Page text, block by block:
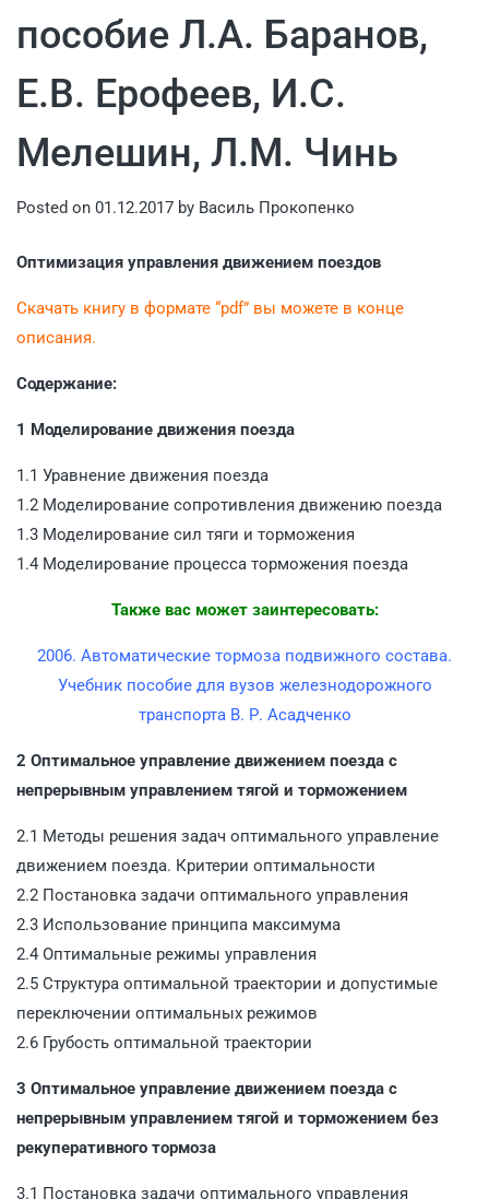
пособие Л.А. Баранов,
Е.В. Ерофеев, И.С.
Мелешин, Л.М. Чинь
Posted on 01.12.2017 by Василь Прокопенко
Оптимизация управления движением поездов
Скачать книгу в формате “pdf” вы можете в конце
описания.
Содержание:
1 Моделирование движения поезда
1.1 Уравнение движения поезда
1.2 Моделирование сопротивления движению поезда
1.3 Моделирование сил тяги и торможения
1.4 Моделирование процесса торможения поезда
Также вас может заинтересовать:
2006. Автоматические тормоза подвижного состава.
Учебник пособие для вузов железнодорожного
транспорта В. Р. Асадченко
2 Оптимальное управление движением поезда с
непрерывным управлением тягой и торможением
2.1 Методы решения задач оптимального управление
движением поезда. Критерии оптимальности
2.2 Постановка задачи оптимального управления
2.3 Использование принципа максимума
2.4 Оптимальные режимы управления
2.5 Структура оптимальной траектории и допустимые
переключении оптимальных режимов
2.6 Грубость оптимальной траектории
3 Оптимальное управление движением поезда с
непрерывным управлением тягой и торможением без
рекуперативного тормоза
3.1 Постановка задачи оптимального управления